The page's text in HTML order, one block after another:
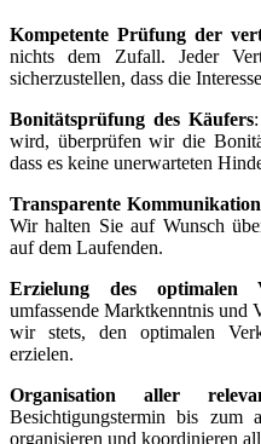
Kompetente Prüfung der
nichts dem Zufall. Jeder
sicherzustellen, dass die
Bonitätsprüfung des Käufers
wird, überprüfen wir die
dass es keine unerwarteten
Transparente Kommunikation
Wir halten Sie auf Wunsch
auf dem Laufenden.
Erzielung des optimalen
umfassende Marktkenntnis und
wir stets, den optimalen
erzielen.
Organisation aller
Besichtigungstermin bis zum
organisieren und koordinieren